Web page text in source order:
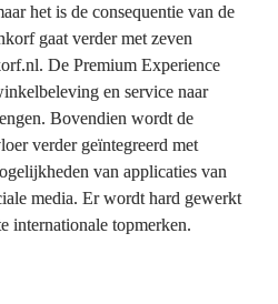
het is de consequentie van de
gaat verder met zeven
De Premium Experience
en service naar
Bovendien wordt de
verder geïntegreerd met
van applicaties van
media. Er wordt hard gewerkt
internationale topmerken.